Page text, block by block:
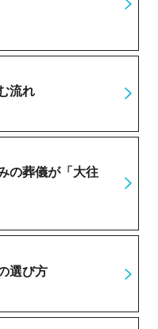
流れ
の葬儀が「大往
選び方